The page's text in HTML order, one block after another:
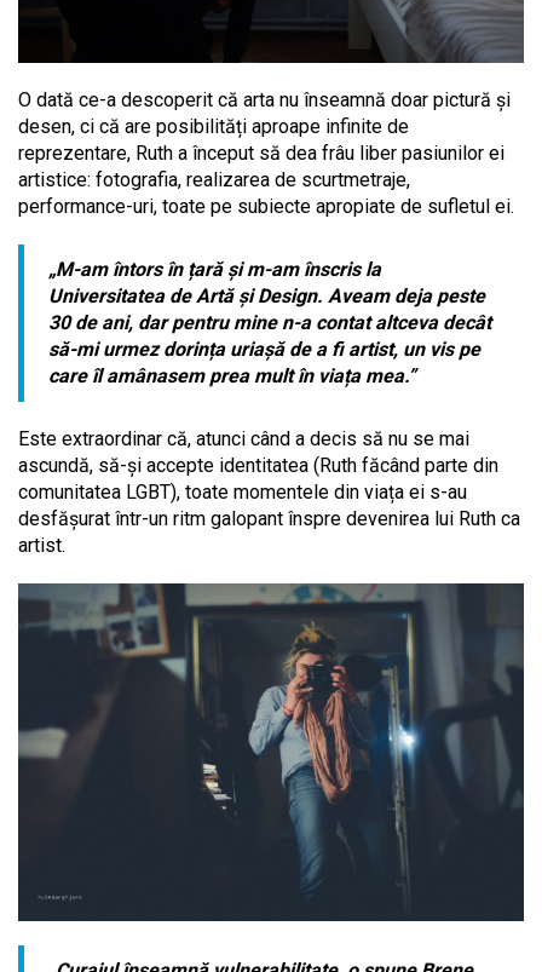
O dată ce-a descoperit că arta nu înseamnă doar pictură și
desen, ci că are posibilități aproape infinite de
reprezentare, Ruth a început să dea frâu liber pasiunilor ei
artistice: fotografia, realizarea de scurtmetraje,
performance-uri, toate pe subiecte apropiate de sufletul ei.
„M-am întors în țară și m-am înscris la
Universitatea de Artă și Design. Aveam deja peste
30 de ani, dar pentru mine n-a contat altceva decât
să-mi urmez dorința uriașă de a fi artist, un vis pe
care îl amânasem prea mult în viața mea.”
Este extraordinar că, atunci când a decis să nu se mai
ascundă, să-și accepte identitatea (Ruth făcând parte din
comunitatea LGBT), toate momentele din viața ei s-au
desfășurat într-un ritm galopant înspre devenirea lui Ruth ca
artist.